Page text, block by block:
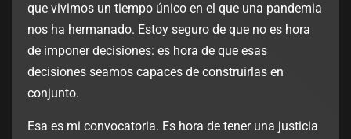
que vivimos un tiempo único en el que una pandemia
nos ha hermanado. Estoy seguro de que no es hora
de imponer decisiones: es hora de que esas
decisiones seamos capaces de construirlas en
conjunto.
Esa es mi convocatoria. Es hora de tener una justicia